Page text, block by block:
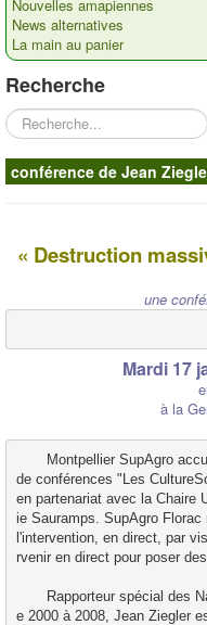
Actualités
Nos paysans
Commandes
Contacts
Nouvelles amapiennes
News alternatives
La main au panier
Recherche
Rechercher
conférence de Jean
« Destruction
une
Mardi 17
à la
de conférences "Les
en partenariat avec la Chaire
ie Sauramps. SupAgro Florac
l'intervention, en direct, par
rvenir en direct pour poser
e 2000 à 2008, Jean Ziegler